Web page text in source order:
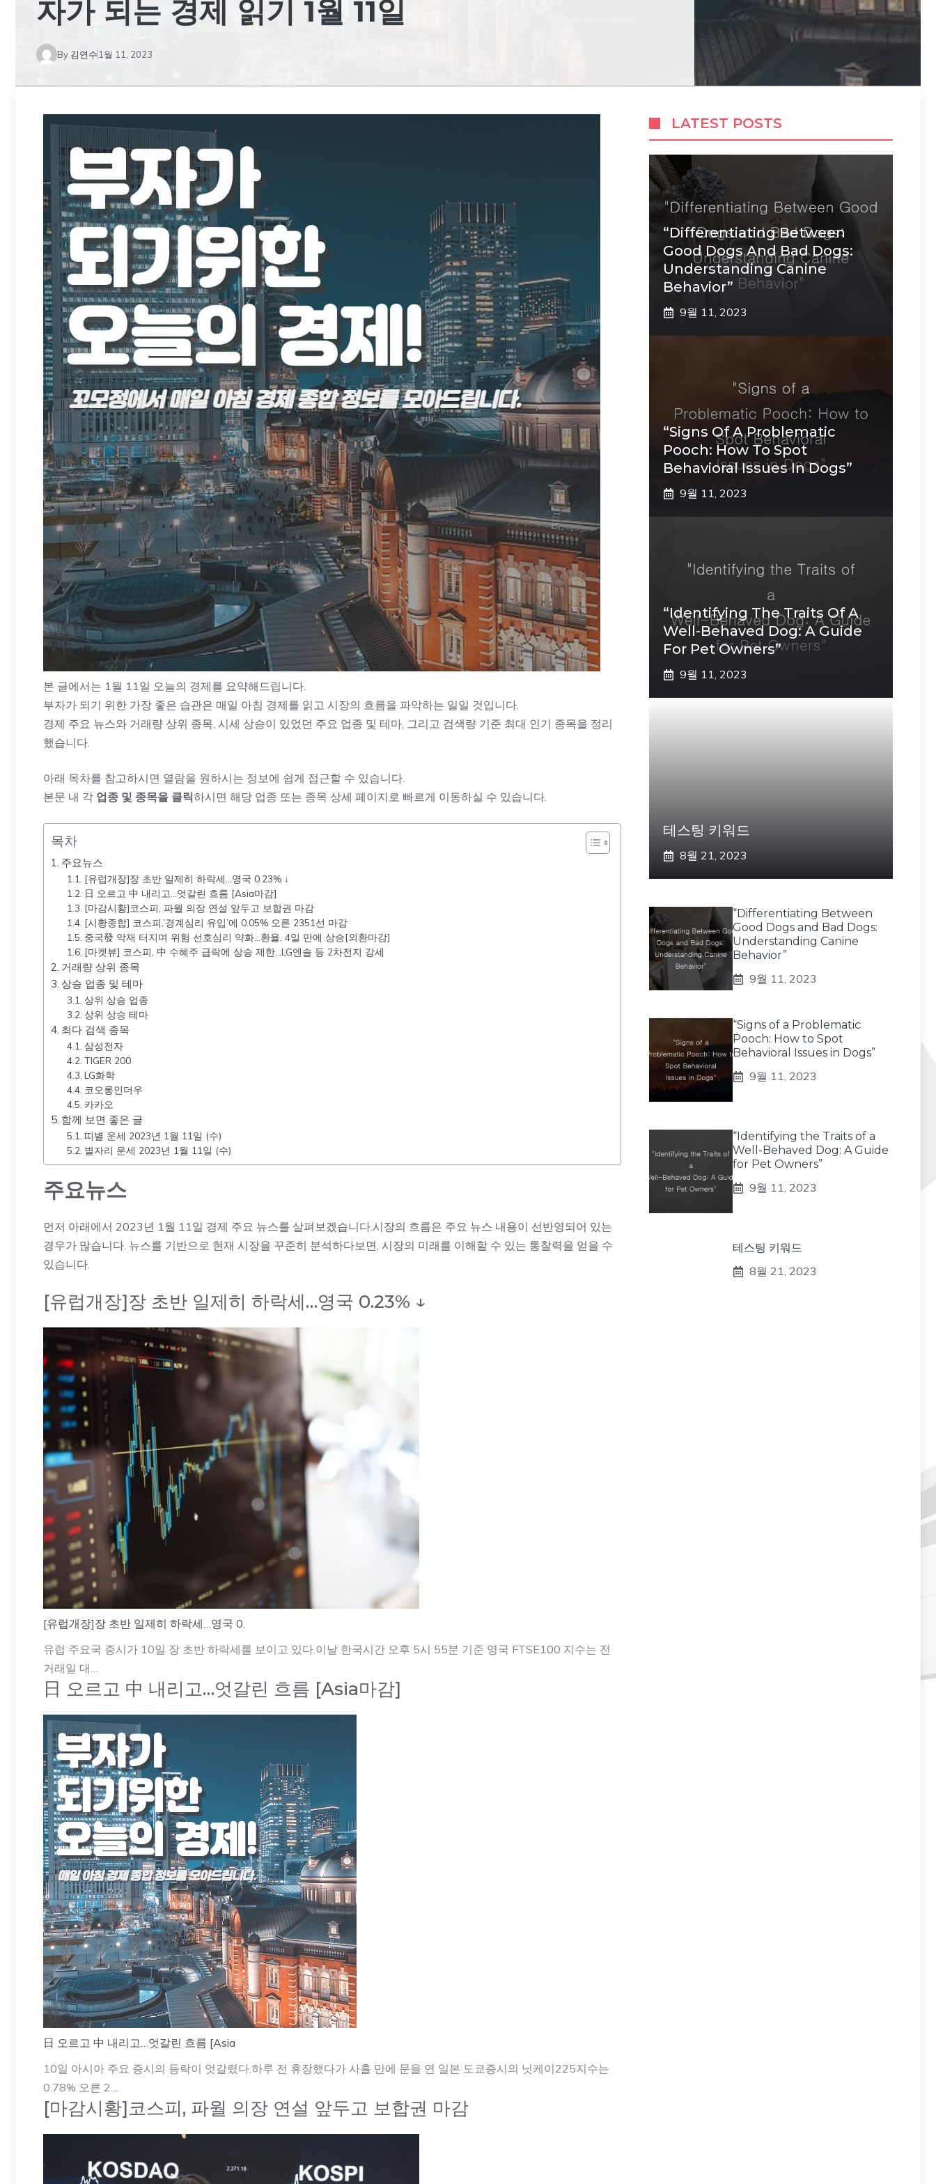
자가 되는 경제 읽기 1월 11일
By 김연수 1월 11, 2023
본 글에서는 1월 11일 오늘의 경제를 요약해드립니다.
부자가 되기 위한 가장 좋은 습관은 매일 아침 경제를 읽고 시장의 흐름을 파악하는 일일 것입니다.
경제 주요 뉴스와 거래량 상위 종목, 시세 상승이 있었던 주요 업종 및 테마, 그리고 검색량 기준 최대 인기 종목을 정리
했습니다.
아래 목차를 참고하시면 열람을 원하시는 정보에 쉽게 접근할 수 있습니다.
본문 내 각 업종 및 종목을 클릭하시면 해당 업종 또는 종목 상세 페이지로 빠르게 이동하실 수 있습니다.
목차
주요뉴스
[유럽개장]장 초반 일제히 하락세…영국 0.23% ↓
日 오르고 中 내리고…엇갈린 흐름 [Asia마감]
[마감시황]코스피, 파월 의장 연설 앞두고 보합권 마감
[시황종합] 코스피,’경계심리 유입’에 0.05% 오른 2351선 마감
중국發 악재 터지며 위험 선호심리 약화…환율, 4일 만에 상승[외환마감]
[마켓뷰] 코스피, 中 수혜주 급락에 상승 제한…LG엔솔 등 2차전지 강세
거래량 상위 종목
상승 업종 및 테마
상위 상승 업종
상위 상승 테마
최다 검색 종목
삼성전자
TIGER 200
LG화학
코오롱인더우
카카오
함께 보면 좋은 글
띠별 운세 2023년 1월 11일 (수)
별자리 운세 2023년 1월 11일 (수)
주요뉴스
먼저 아래에서 2023년 1월 11일 경제 주요 뉴스를 살펴보겠습니다.시장의 흐름은 주요 뉴스 내용이 선반영되어 있는
경우가 많습니다. 뉴스를 기반으로 현재 시장을 꾸준히 분석하다보면, 시장의 미래를 이해할 수 있는 통찰력을 얻을 수
있습니다.
[유럽개장]장 초반 일제히 하락세…영국 0.23% ↓
[유럽개장]장 초반 일제히 하락세…영국 0.
유럽 주요국 증시가 10일 장 초반 하락세를 보이고 있다.이날 한국시간 오후 5시 55분 기준 영국 FTSE100 지수는 전
거래일 대…
日 오르고 中 내리고…엇갈린 흐름 [Asia마감]
日 오르고 中 내리고…엇갈린 흐름 [Asia
10일 아시아 주요 증시의 등락이 엇갈렸다.하루 전 휴장했다가 사흘 만에 문을 연 일본 도쿄증시의 닛케이225지수는
0.78% 오른 2…
[마감시황]코스피, 파월 의장 연설 앞두고 보합권 마감
LATEST POSTS
“Differentiating Between
Good Dogs And Bad Dogs:
Understanding Canine
Behavior”
9월 11, 2023
“Signs Of A Problematic
Pooch: How To Spot
Behavioral Issues In Dogs”
9월 11, 2023
“Identifying The Traits Of A
Well-Behaved Dog: A Guide
For Pet Owners”
9월 11, 2023
테스팅 키워드
8월 21, 2023
“Differentiating Between
Good Dogs and Bad Dogs:
Understanding Canine
Behavior”
9월 11, 2023
“Signs of a Problematic
Pooch: How to Spot
Behavioral Issues in Dogs”
9월 11, 2023
“Identifying the Traits of a
Well-Behaved Dog: A Guide
for Pet Owners”
9월 11, 2023
테스팅 키워드
8월 21, 2023